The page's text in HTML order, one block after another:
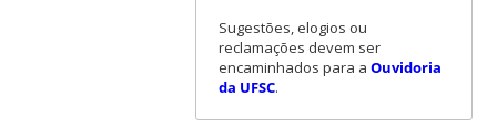
Sugestões, elogios ou
reclamações devem ser
encaminhados para a Ouvidoria
da UFSC.